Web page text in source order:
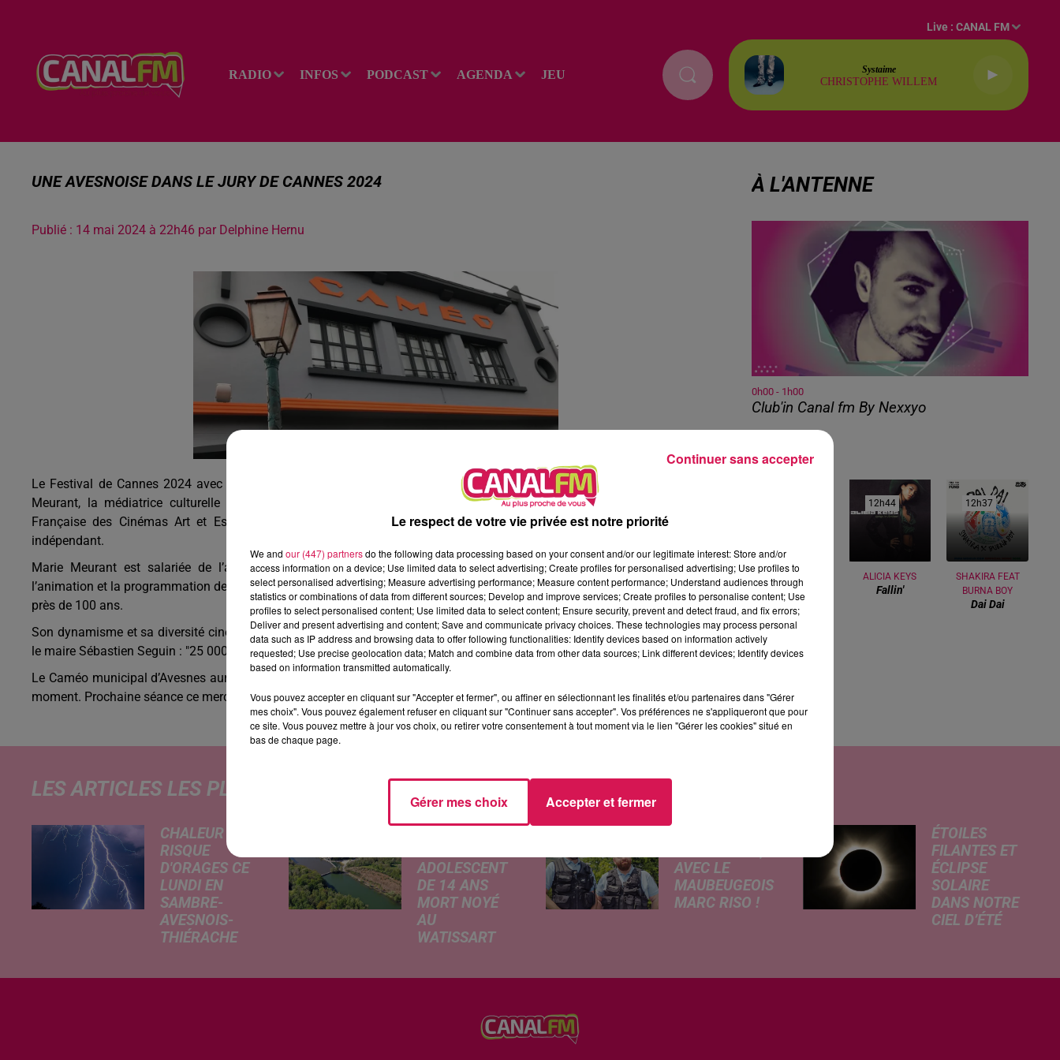
RADIO INFOS PODCAST AGENDA JEU
Live :CANAL FM
Systaime
CHRISTOPHE WILLEM
UNE AVESNOISE DANS LE JURY DE CANNES 2024
Publié : 14 mai 2024 à 22h46 par Delphine Hernu
Le Festival de Cannes 2024 avec une avesnoise parmi les 5 membres du jury du Prix des Cinémas Art et Essai : Marie
Meurant, la médiatrice culturelle du cinéma municipal Le Caméo d’Avesnes-sur-Helpe, a été invitée par l’Association
Française des Cinémas Art et Essai, l'AFCAE qui défend le cinéma d’auteur et l’engagement des acteurs du cinéma
indépendant.
Marie Meurant est salariée de l’association Les Parasites, elle assure depuis 2020 en coordination avec la mairie,
l’animation et la programmation des films et des « Rendez-vous du 8 » (tous les 8 du mois) au Caméo, un cinéma rural qui a
près de 100 ans.
Son dynamisme et sa diversité cinématographique et culturelle se traduit par les chiffres communiqués en avril dernier par
le maire Sébastien Seguin : "25 000 entrées aujourd’hui contre 19 000 en 2019 avant la pandémie de la Covid 19".
Le Caméo municipal d’Avesnes aurait-il « Un P’tit truc en plus », à la manière d’Artus ? Le film comique est à l’affiche en ce
moment. Prochaine séance ce mercredi à 16h.
À L'ANTENNE
les dedicaces
12h00 - 0h00
Les hits de Canal FM
0h00 - 1h00
Club'in Canal fm By Nexxyo
CHRISTOPHE
WILLEM
Systaime
12h44
12h44
ALICIA KEYS
Fallin'
12h37
12h37
SHAKIRA FEAT
BURNA BOY
Dai Dai
LES ARTICLES LES PLUS CONSULTÉS
CHALEUR ET
RISQUE
D'ORAGES CE
LUNDI EN
SAMBRE-
AVESNOIS-
THIÉRACHE
typiquement
ADOLESCENT
DE 14 ANS
MORT NOYÉ
AU
WATISSART
informations
lundi par nos
confrères de La
AVEC LE
MAUBEUGEOIS
MARC RISO !
de la célèbre bande
ÉTOILES
FILANTES ET
ÉCLIPSE
SOLAIRE
DANS NOTRE
CIEL D’ÉTÉ
exceptionnel qui
Le respect de votre vie privée est notre priorité
We and our (447) partnersdo the following data processing based on your consent and/or our legitimate interest: Store and/or
access information on a device; Use limited data to select advertising; Create profiles for personalised advertising; Use profiles to
select personalised advertising; Measure advertising performance; Measure content performance; Understand audiences through
statistics or combinations of data from different sources; Develop and improve services; Create profiles to personalise content; Use
profiles to select personalised content; Use limited data to select content; Ensure security, prevent and detect fraud, and fix errors;
Deliver and present advertising and content; Save and communicate privacy choices. These technologies may process personal
data such as IP address and browsing data to offer following functionalities: Identify devices based on information actively
requested; Use precise geolocation data; Match and combine data from other data sources; Link different devices; Identify devices
based on information transmitted automatically.
Vous pouvez accepter en cliquant sur "Accepter et fermer", ou affiner en sélectionnant les finalités et/ou partenaires dans "Gérer
mes choix". Vous pouvez également refuser en cliquant sur "Continuer sans accepter". Vos préférences ne s'appliqueront que pour
ce site. Vous pouvez mettre à jour vos choix, ou retirer votre consentement à tout moment via le lien "Gérer les cookies" situé en
bas de chaque page.
Gérer mes choix Accepter et fermer
Continuer sans accepter